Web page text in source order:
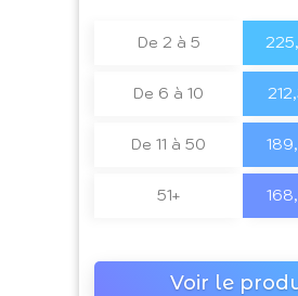
De 2 à 5
De 6 à 10
De 11 à 50
51+
Voir le